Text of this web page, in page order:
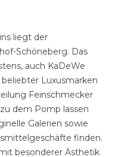
liegt der
Schöneberg. Das
auch KaDeWe
Luxusmarken
Feinschmecker
dem Pomp lassen
Galerien sowie
finden.
besonderer Ästhetik